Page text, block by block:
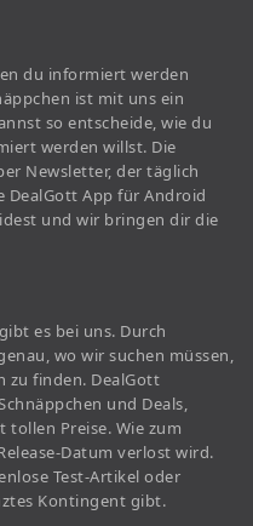
du informiert werden
ist mit uns ein
so entscheide, wie du
werden willst. Die
Newsletter, der täglich
DealGott App für Android
und wir bringen dir die
es bei uns. Durch
wo wir suchen müssen,
zu finden. DealGott
und Deals,
tollen Preise. Wie zum
Datum verlost wird.
Test-Artikel oder
Kontingent gibt.